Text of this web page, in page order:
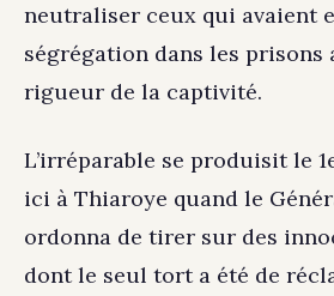
neutraliser ceux qui avaient
ségrégation dans les prisons
rigueur de la captivité.
L’irréparable se produisit le
ici à Thiaroye quand le
ordonna de tirer sur des
dont le seul tort a été de